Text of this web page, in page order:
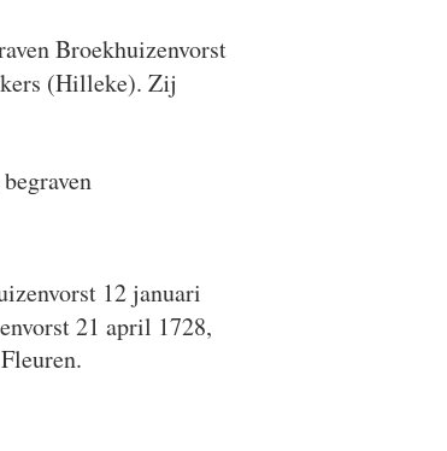
Broekhuizenvorst
(Hilleke). Zij
12 januari
21 april 1728,